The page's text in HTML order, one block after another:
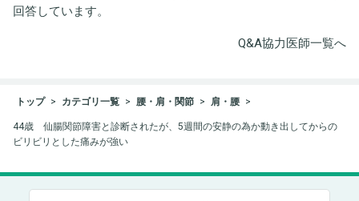
回答しています。
Q&A協力医師一覧へ
トップ カテゴリ一覧 腰・肩・関節 肩・腰
44歳 仙腸関節障害と診断されたが、5週間の安静の為か動き出してからの
ビリビリとした痛みが強い